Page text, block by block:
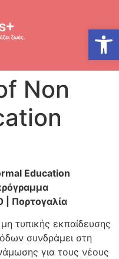
Non
Education
| Πορτογαλία
τυπικής εκπαίδευσης
συνδράμει στη
για τους νέους